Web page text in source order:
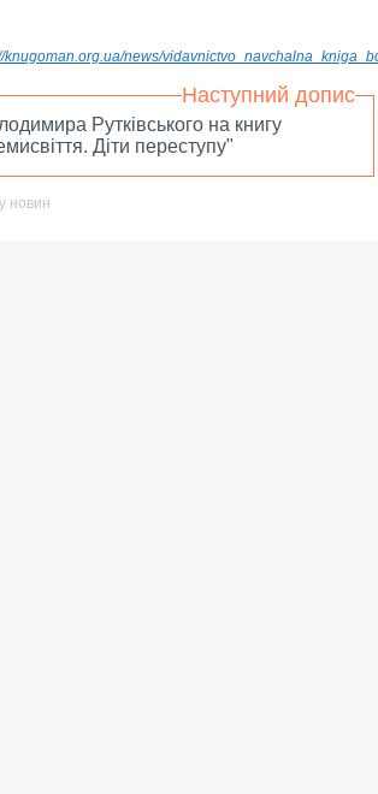
knugoman.org.ua/news/
Наступний допис
Рутківського на книгу
Діти переступу"
новин